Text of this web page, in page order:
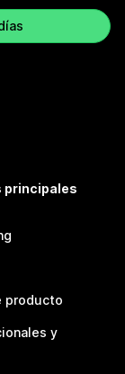
principales
producto
y